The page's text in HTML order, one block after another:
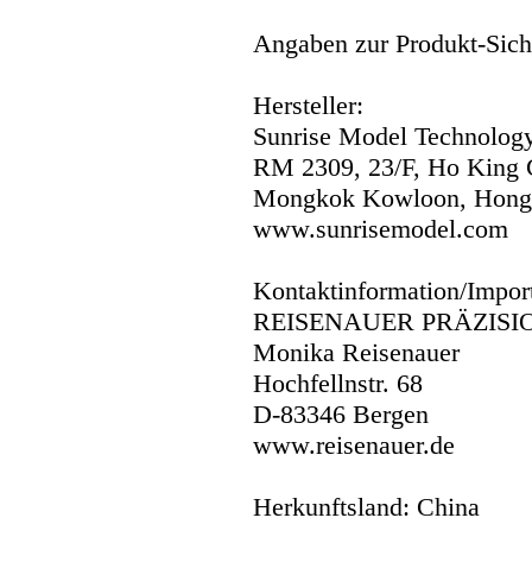
Angaben zur Produkt-
Hersteller:
Sunrise Model
RM 2309, 23/F, Ho King
Mongkok Kowloon,
www.sunrisemodel.com
Kontaktinformation/
REISENAUER
Monika Reisenauer
Hochfellnstr. 68
D-83346 Bergen
www.reisenauer.de
Herkunftsland: China